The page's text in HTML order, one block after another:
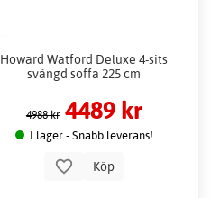
Howard Watford Deluxe 4-sits
svängd soffa 225 cm
4988 kr 4489 kr
I lager - Snabb leverans!
Köp